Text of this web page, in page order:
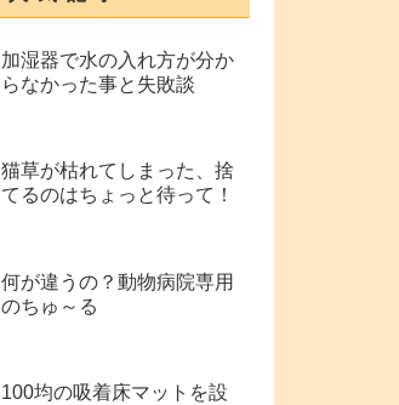
加湿器で水の入れ方が分か
らなかった事と失敗談
猫草が枯れてしまった、捨
てるのはちょっと待って！
何が違うの？動物病院専用
のちゅ～る
100均の吸着床マットを設